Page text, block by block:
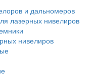
и дальномеров
лазерных нивелиров
нивелиров